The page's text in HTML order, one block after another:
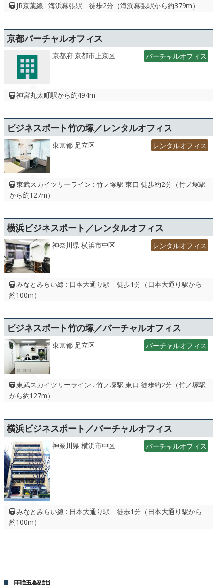
JR京葉線 : 海浜幕張駅 徒歩2分（海浜幕張駅から約379m）
京都バーチャルオフィス
京都府 京都市上京区 バーチャルオフィス
神宮丸太町駅から約494m
ビジネスポート竹の塚／レンタルオフィス
東京都 足立区 レンタルオフィス
東武スカイツリーライン : 竹ノ塚駅 東口 徒歩約2分（竹ノ塚駅
から約127m）
横浜ビジネスポート／レンタルオフィス
神奈川県 横浜市中区 レンタルオフィス
みなとみらい線 : 日本大通り駅 徒歩1分（日本大通り駅から
約100m）
ビジネスポート竹の塚／バーチャルオフィス
東京都 足立区 バーチャルオフィス
東武スカイツリーライン : 竹ノ塚駅 東口 徒歩約2分（竹ノ塚駅
から約127m）
横浜ビジネスポート／バーチャルオフィス
神奈川県 横浜市中区 バーチャルオフィス
みなとみらい線 : 日本大通り駅 徒歩1分（日本大通り駅から
約100m）